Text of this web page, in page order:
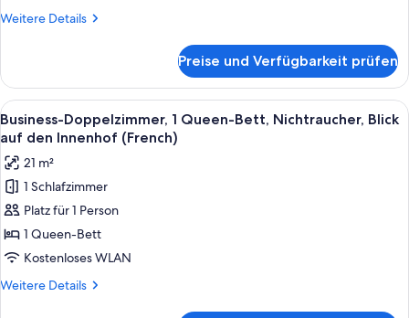
einer
Weitere Details
Weitere
Zweibettzimmer
(Das
Zimmer
befindet
über
einer
Disco!)
Preise und Verfügbarkeit prüfen
Alle
Fotos
für
Business-
Doppelzimmer,
1
Queen-
Bett,
Nichtraucher,
Ein Hotelzimmer mit einem großen
9
Business-Doppelzimmer, 1 Queen-Bett, Nichtraucher, Blick
auf den Innenhof (French)
21 m²
1 Schlafzimmer
Platz für 1 Person
1 Queen-Bett
Kostenloses WLAN
Weitere Details
Weitere